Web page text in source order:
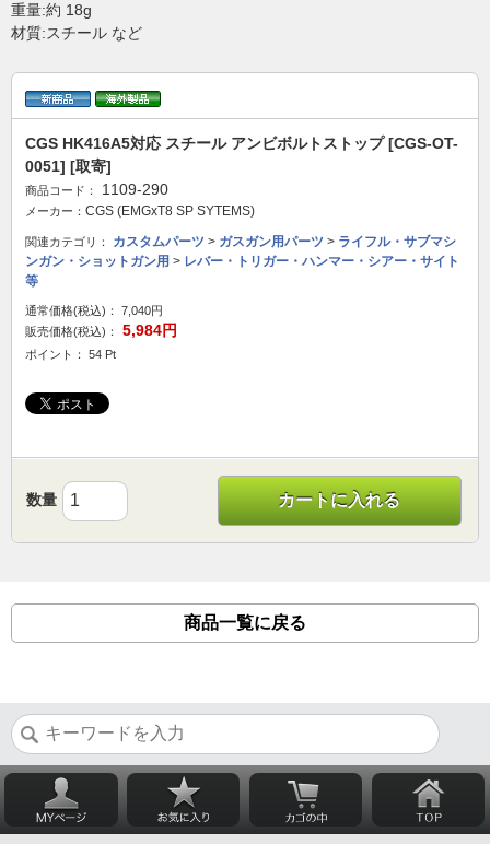
重量:約 18g
材質:スチール など
CGS HK416A5対応 スチール アンビボルトストップ [CGS-OT-
0051] [取寄]
商品コード： 1109-290
メーカー： CGS (EMGxT8 SP SYTEMS)
関連カテゴリ： カスタムパーツ > ガスガン用パーツ > ライフル・サブマシ
ンガン・ショットガン用 > レバー・トリガー・ハンマー・シアー・サイト
等
通常価格(税込)：
7,040円
販売価格(税込)：
5,984円
ポイント： 54 Pt
数量 カートに入れる
商品一覧に戻る